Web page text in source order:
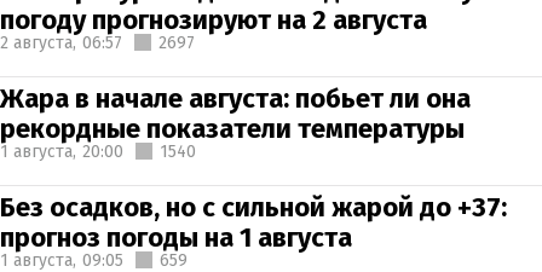
погоду прогнозируют на 2 августа
2 августа, 06:57 2697
Жара в начале августа: побьет ли она
рекордные показатели температуры
1 августа, 20:00 1540
Без осадков, но с сильной жарой до +37:
прогноз погоды на 1 августа
1 августа, 09:05 659